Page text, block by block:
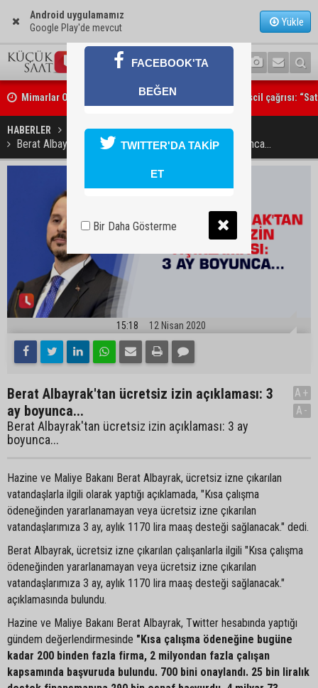
Android uygulamamız
Google Play'de mevcut
Yükle
Mimarlar Odası’ndan Adana Askeri Hastanesi için tescil çağrısı:
CHP Adana Milletvekili Dr. Müzeyyen Şevkin: “Ortadoğu’da kalıcı
birliği sağlanmalı”
HABERLER YAŞAM
Berat Albayrak'tan ücretsiz izin açıklaması: 3 ay boyunca...
15:18 12 Nisan 2020
Berat Albayrak'tan ücretsiz izin açıklaması: 3
ay boyunca...
Berat Albayrak'tan ücretsiz izin açıklaması: 3 ay
boyunca...
A+
A-
Hazine ve Maliye Bakanı Berat Albayrak, ücretsiz izne çıkarılan
vatandaşlarla ilgili olarak yaptığı açıklamada, "Kısa çalışma
ödeneğinden yararlanamayan veya ücretsiz izne çıkarılan
vatandaşlarımıza 3 ay, aylık 1170 lira maaş desteği sağlanacak." dedi.
Berat Albayrak, ücretsiz izne çıkarılan çalışanlarla ilgili "Kısa çalışma
ödeneğinden yararlanamayan veya ücretsiz izne çıkarılan
vatandaşlarımıza 3 ay, aylık 1170 lira maaş desteği sağlanacak."
açıklamasında bulundu.
Hazine ve Maliye Bakanı Berat Albayrak, Twitter hesabında yaptığı
gündem değerlendirmesinde "Kısa çalışma ödeneğine bugüne
kadar 200 binden fazla firma, 2 milyondan fazla çalışan
kapsamında başvuruda bulundu. 700 bini onaylandı. 25 bin liralık
FACEBOOK'TA
BEĞEN
TWITTER'DA TAKİP
ET
Bir Daha Gösterme